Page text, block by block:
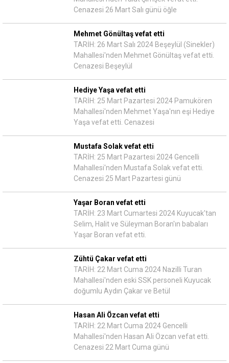
Cenazesi 26 Mart Salı günü öğle
Mehmet Gönültaş vefat etti
TARİH: 26 Mart Salı 2024 Beşeylül (Sinekler)
Mahallesi'nden Mehmet Gönültaş vefat etti.
Cenazesi Beşeylül
Hediye Yaşa vefat etti
TARİH: 25 Mart Pazartesi 2024 Pamukören
Mahallesi'nden Mehmet Yaşa'nın eşi Hediye
Yaşa vefat etti. Cenazesi
Mustafa Solak vefat etti
TARİH: 25 Mart Pazartesi 2024 Gencelli
Mahallesi'nden Mustafa Solak vefat etti.
Cenazesi 25 Mart Pazartesi günü
Yaşar Boran vefat etti
TARİH: 23 Mart Cumartesi 2024 Kuyucak'tan
Selim, Halit ve Süleyman Boran'ın babaları
Yaşar Boran vefat etti.
Zühtü Çakar vefat etti
TARİH: 22 Mart Cuma 2024 Nazilli Turan
Mahallesi'nden eski SSK personeli Kuyucak
doğumlu Aydın Çakar ve Betül
Hasan Ali Özcan vefat etti
TARİH: 22 Mart Cuma 2024 Gencelli
Mahallesi'nden Hasan Ali Özcan vefat etti.
Cenazesi 22 Mart Cuma günü